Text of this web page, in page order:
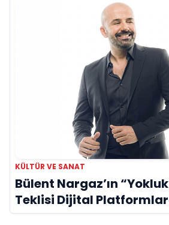
KÜLTÜR VE SANAT
Bülent Nargaz’ın
Teklisi Dijital
Görmeye Devam Ediyor